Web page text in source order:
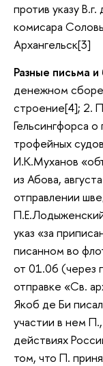
против указу
комисара
Архангельск[3]
Разные письма и
денежном сборе
строение[4]; 2.
Гельсингфорса
трофейных
И.К.Муханов
из Абова,
отправлении
указ «за
писанном во
от 01.06 (через
отправке «Св.
Якоб де Би
участии в нем
действиях
том, что П.